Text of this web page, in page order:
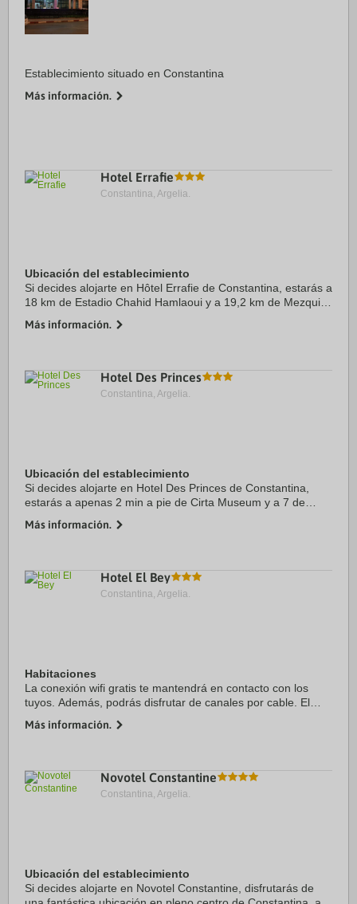
Establecimiento situado en Constantina
Más información.
Hotel Errafie
Constantina, Argelia.
Ubicación del establecimiento
Si decides alojarte en Hôtel Errafie de Constantina, estarás a
18 km de Estadio Chahid Hamlaoui y a 19,2 km de Mezquita
km de Mellah Slimane Bridge ...
Más información.
Hotel Des Princes
Constantina, Argelia.
Ubicación del establecimiento
Si decides alojarte en Hotel Des Princes de Constantina,
estarás a apenas 2 min a pie de Cirta Museum y a 7 de
de Palacio de Ahmed Bey y a 1,6 km de ...
Más información.
Hotel El Bey
Constantina, Argelia.
Habitaciones
La conexión wifi gratis te mantendrá en contacto con los
tuyos. Además, podrás disfrutar de canales por cable. El
de higiene personal gratuitos. Entre las ...
Más información.
Novotel Constantine
Constantina, Argelia.
Ubicación del establecimiento
Si decides alojarte en Novotel Constantine, disfrutarás de